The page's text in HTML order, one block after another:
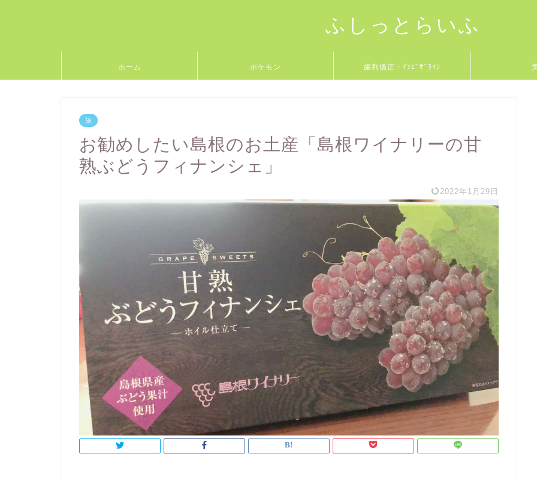
ふしっとらいふ
ホーム ポケモン 歯列矯正・ｲﾝﾋﾞｻﾞﾗｲﾝ
旅
お勧めしたい島根のお土産「島根ワイナリーの甘
熟ぶどうフィナンシェ」
2022年1月29日